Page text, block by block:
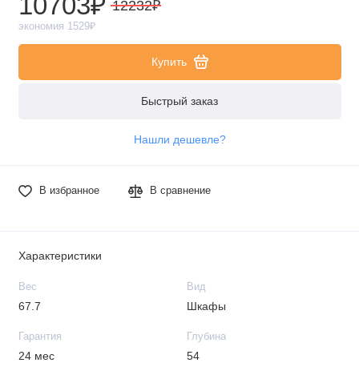
12232₽
экономия 1529₽
Купить
Быстрый заказ
Нашли дешевле?
В избранное В сравнение
Характеристики
Вес
67.7
Вид
Шкафы
Гарантия
24 мес
Глубина
54